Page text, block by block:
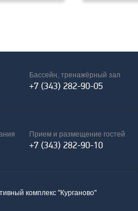
Бассейн, тренажёрный зал
+7 (343) 282-90-05
Прием и размещение гостей
+7 (343) 282-90-10
комплекс "Курганово"